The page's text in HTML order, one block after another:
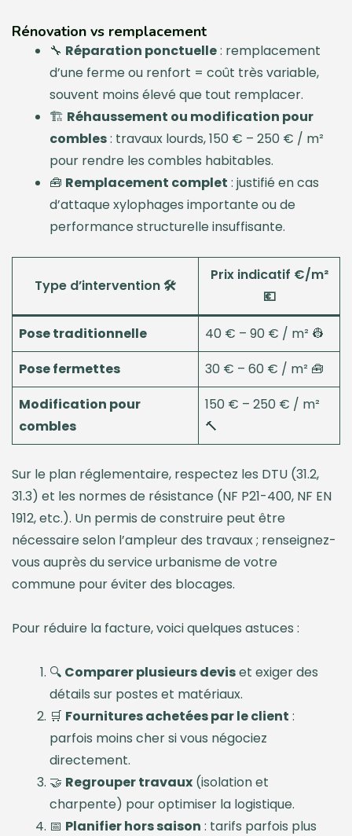
Rénovation vs remplacement
🔧 Réparation ponctuelle: remplacement
d’une ferme ou renfort = coût très variable,
souvent moins élevé que tout remplacer.
🏗️ Réhaussement ou modification pour
combles: travaux lourds, 150 € – 250 € / m²
pour rendre les combles habitables.
🧰 Remplacement complet : justifié en cas
d’attaque xylophages importante ou de
performance structurelle insuffisante.
Type d’intervention 🛠️
Prix indicatif €/m²
💶
Pose traditionnelle
40 € – 90 € / m² 👷
Pose fermettes
30 € – 60 € / m² 🧰
Modification pour
combles
150 € – 250 € / m²
🔨
Sur le plan réglementaire, respectez les DTU (31.2,
31.3) et les normes de résistance (NF P21-400, NF EN
1912, etc.). Un permis de construire peut être
nécessaire selon l’ampleur des travaux ; renseignez-
vous auprès du service urbanisme de votre
commune pour éviter des blocages.
Pour réduire la facture, voici quelques astuces :
🔍 Comparer plusieurs deviset exiger des
détails sur postes et matériaux.
🛒 Fournitures achetées par le client :
parfois moins cher si vous négociez
directement.
🤝 Regrouper travaux (isolation et
charpente) pour optimiser la logistique.
📅 Planifier hors saison : tarifs parfois plus